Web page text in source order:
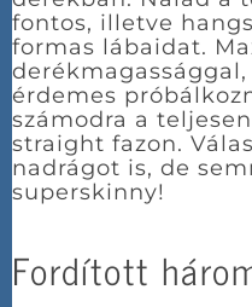
fontos, illetve
formas lábaidat.
érdemes
számodra a
straight fazon.
nadrágot is, de
superskinny!
Fordított